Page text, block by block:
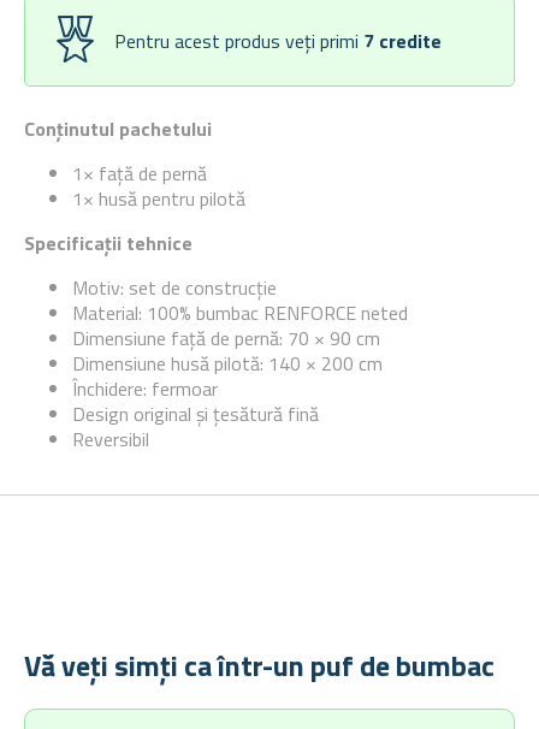
Conținutul pachetului
1× față de pernă
1× husă pentru pilotă
Specificații tehnice
Motiv: set de construcție
Material: 100% bumbac RENFORCE neted
Dimensiune față de pernă: 70 × 90 cm
Dimensiune husă pilotă: 140 × 200 cm
Închidere: fermoar
Design original și țesătură fină
Reversibil
Pentru acest produs veți primi 7 credite
Vă veți simți ca într-un puf de bumbac